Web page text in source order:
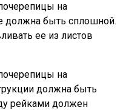
на
должна быть сплошной.
ее из листов
на
должна быть
рейками должен